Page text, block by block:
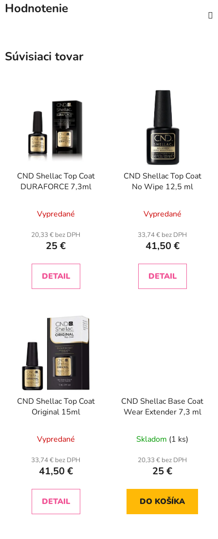
Hodnotenie
Súvisiaci tovar
CND Shellac Top Coat
DURAFORCE 7,3ml
Vypredané
20,33 € bez DPH
25 €
DETAIL
CND Shellac Top Coat
No Wipe 12,5 ml
Vypredané
33,74 € bez DPH
41,50 €
DETAIL
CND Shellac Top Coat
Original 15ml
hodnotenie
produktu
je
z
Vypredané
33,74 € bez DPH
41,50 €
DETAIL
CND Shellac Base Coat
Wear Extender 7,3 ml
Skladom (1 ks)
20,33 € bez DPH
25 €
DO KOŠÍKA